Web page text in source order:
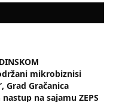
mikrobiznisi
Grad Gračanica
na sajamu ZEPS